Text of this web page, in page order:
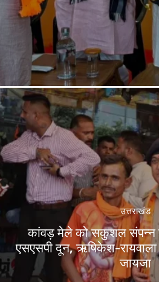
उत्तराखंड
कांवड़ मेले को सकुशल संपन्न
एसएसपी दून, ऋषिकेश-
जायजा